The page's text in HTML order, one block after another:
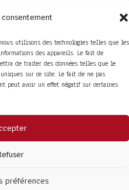
utilisons des technologies telles que les
des appareils. Le fait de
de traiter des données telles que le
sur ce site. Le fait de ne pas
peut avoir un effet négatif sur certaines
préférences
adhérent
Vente